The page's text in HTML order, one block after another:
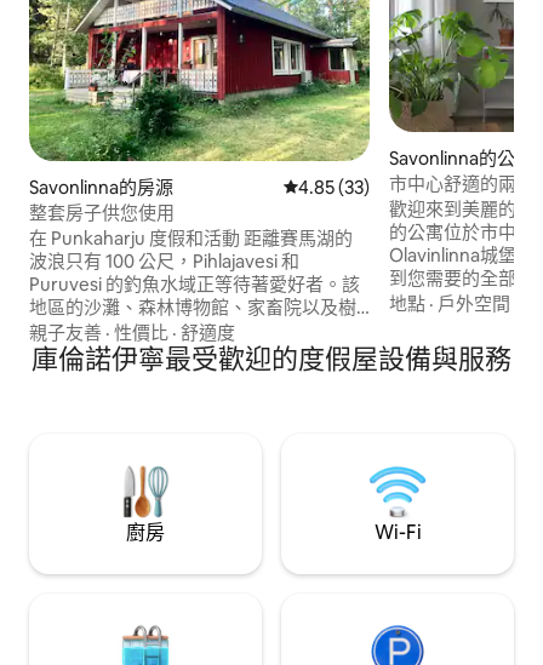
Savonlinna的房源 從 33 則評價中獲得 4.85 的平均
4.85 (33)
整套房子供您使用
在 Punkaharju 度假和活動 距離賽馬湖的
波浪只有 100 公尺，Pihlajavesi 和
Puruvesi 的釣魚水域正等待著愛好者。該
地區的沙灘、森林博物館、家畜院以及樹
種公園的健行步道和涼亭，為全家人提供
了各種活動。 距離 Savonlinna 歌劇節有
30 分鐘的車程。 該地區有多個沙質海灘。
親子友善 · 性價比 · 舒適度
Savonlinna的公寓
市中心舒適的兩居
歡迎來到美麗的薩
的公寓位於市中心
Olavinlinna城堡、市場
到您需要的全部： - 商店、咖啡館和餐廳 -
火車站（步行5分
(Olavinlinna Castle)
非常適合度假和商
地點 · 戶外空間
庫倫諾伊寧最受歡迎的度假屋設備與服務
廚房 Wi-Fi